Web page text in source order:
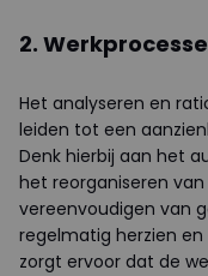
2.
Het analyseren en
leiden tot een
Denk hierbij aan het
het reorganiseren
vereenvoudigen van
regelmatig herzien
zorgt ervoor dat de